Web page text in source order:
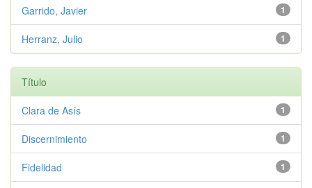
1
Garrido, Javier
1
Herranz, Julio
Título
1
Clara de Asís
1
Discernimiento
1
Fidelidad